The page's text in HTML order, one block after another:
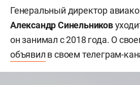
Генеральный директор
Александр Синельников
он занимал с 2018 года. О
объявил в своем телеграм-